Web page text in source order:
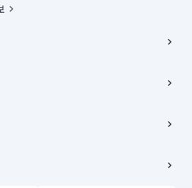
구 율곡로 6(중학동, 트윈트리빌딩) B동 5층
수송동 율곡로 24, 7층, 8층 미소
무와 책임은 거래당사자에게 있습니다.
All Rights Reserved.